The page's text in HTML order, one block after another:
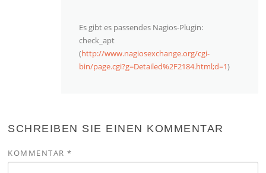
Es gibt es passendes Nagios-Plugin:
check_apt
(http://www.nagiosexchange.org/cgi-
bin/page.cgi?g=Detailed%2F2184.html;d=1)
SCHREIBEN SIE EINEN KOMMENTAR
KOMMENTAR*